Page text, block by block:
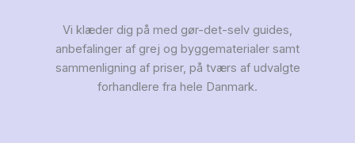
Vi klæder dig på med gør-det-selv guides,
anbefalinger af grej og byggematerialer samt
sammenligning af priser, på tværs af udvalgte
forhandlere fra hele Danmark.